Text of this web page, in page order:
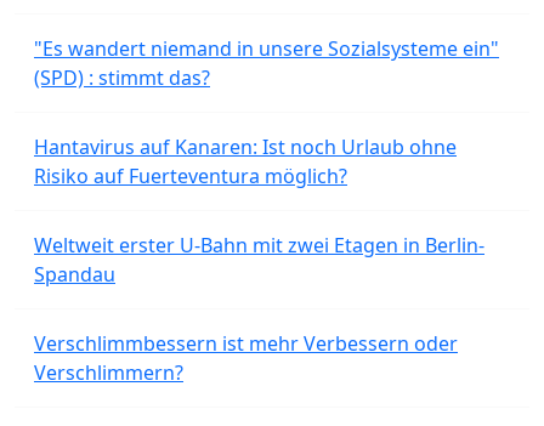
"Es wandert niemand in unsere Sozialsysteme ein"
(SPD) : stimmt das?
Hantavirus auf Kanaren: Ist noch Urlaub ohne
Risiko auf Fuerteventura möglich?
Weltweit erster U-Bahn mit zwei Etagen in Berlin-
Spandau
Verschlimmbessern ist mehr Verbessern oder
Verschlimmern?